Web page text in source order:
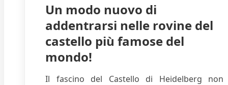
Un modo nuovo di
addentrarsi nelle rovine del
castello più famose del
mondo!
Il fascino del Castello di Heidelberg non